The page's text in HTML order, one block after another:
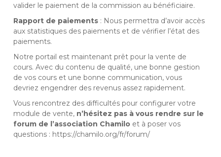
valider le paiement de la commission au bénéficiaire.
Rapport de paiements : Nous permettra d’avoir accès
aux statistiques des paiements et de vérifier l’état des
paiements.
Notre portail est maintenant prêt pour la vente de
cours. Avec du contenu de qualité, une bonne gestion
de vos cours et une bonne communication, vous
devriez engendrer des revenus assez rapidement.
Vous rencontrez des difficultés pour configurer votre
module de vente, n’hésitez pas à vous rendre sur le
forum de l’association Chamilo et à poser vos
questions : https://chamilo.org/fr/forum/